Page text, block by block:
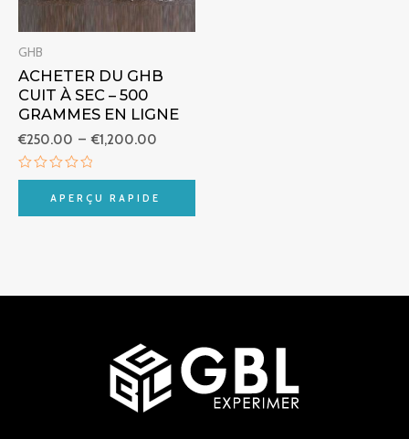
GHB
ACHETER DU GHB
CUIT À SEC – 500
GRAMMES EN LIGNE
€250.00 – €1,200.00
Note
5
APERÇU RAPIDE